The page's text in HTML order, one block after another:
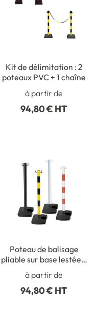
Kit de délimitation : 2
poteaux PVC + 1 chaîne
à partir de
94,80 € HT
Poteau de balisage
pliable sur base lestée 6
à partir de
94,80 € HT